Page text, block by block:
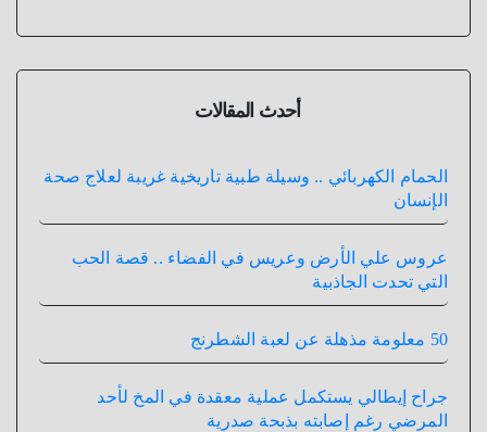
أحدث المقالات
الحمام الكهربائي .. وسيلة طبية تاريخية غريبة لعلاج صحة
الإنسان
عروس علي الأرض وعريس في الفضاء .. قصة الحب
التي تحدت الجاذبية
50 معلومة مذهلة عن لعبة الشطرنج
جراح إيطالي يستكمل عملية معقدة في المخ لأحد
المرضي رغم إصابته بذبحة صدرية